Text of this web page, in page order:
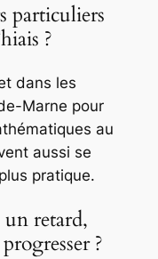
particuliers
?
dans les
Marne pour
au
aussi se
pratique.
retard,
?